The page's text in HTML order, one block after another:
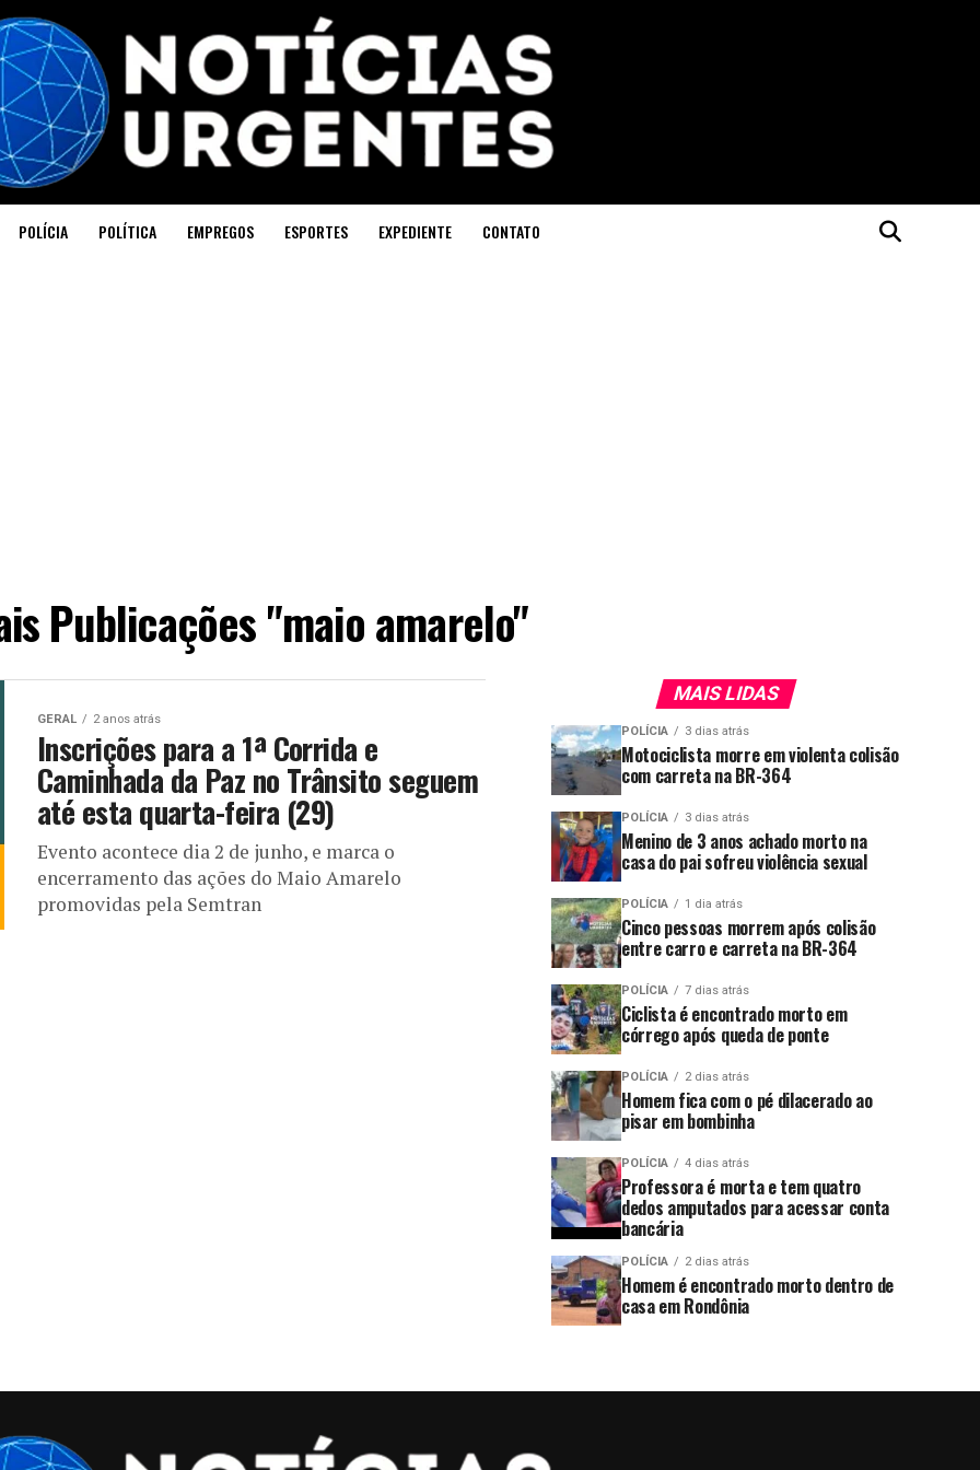
POLÍCIA POLÍTICA EMPREGOS ESPORTES EXPEDIENTE CONTATO
Publicações "maio amarelo"
GERAL 2 anos atrás
Inscrições para a 1ª Corrida e
Caminhada da Paz no Trânsito seguem
até esta quarta-feira (29)
Evento acontece dia 2 de junho, e marca o
encerramento das ações do Maio Amarelo
promovidas pela Semtran
MAIS LIDAS
POLÍCIA 3 dias atrás
Motociclista morre em violenta colisão
com carreta na BR-364
POLÍCIA 3 dias atrás
Menino de 3 anos achado morto na
casa do pai sofreu violência sexual
POLÍCIA 1 dia atrás
Cinco pessoas morrem após colisão
entre carro e carreta na BR-364
POLÍCIA 7 dias atrás
Ciclista é encontrado morto em
córrego após queda de ponte
POLÍCIA 2 dias atrás
Homem fica com o pé dilacerado ao
pisar em bombinha
POLÍCIA 4 dias atrás
Professora é morta e tem quatro
dedos amputados para acessar conta
bancária
POLÍCIA 2 dias atrás
Homem é encontrado morto dentro de
casa em Rondônia